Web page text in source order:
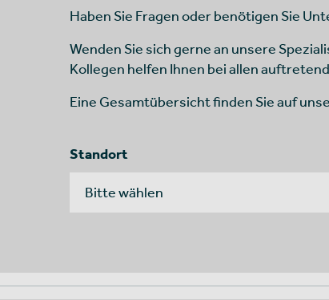
Haben Sie Fragen oder benötigen Sie
Wenden Sie sich gerne an unsere
Kollegen helfen Ihnen bei allen
Eine Gesamtübersicht finden Sie auf
Standort